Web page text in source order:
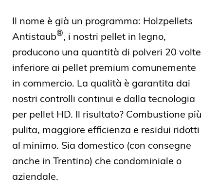
Il nome è già un programma: Holzpellets
Antistaub®, i nostri pellet in legno,
producono una quantità di polveri 20 volte
inferiore ai pellet premium comunemente
in commercio. La qualità è garantita dai
nostri controlli continui e dalla tecnologia
per pellet HD. Il risultato? Combustione più
pulita, maggiore efficienza e residui ridotti
al minimo. Sia domestico (con consegne
anche in Trentino) che condominiale o
aziendale.